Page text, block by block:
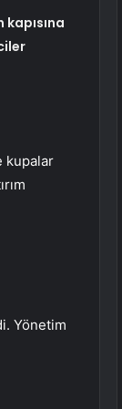
kupalar
Yönetim